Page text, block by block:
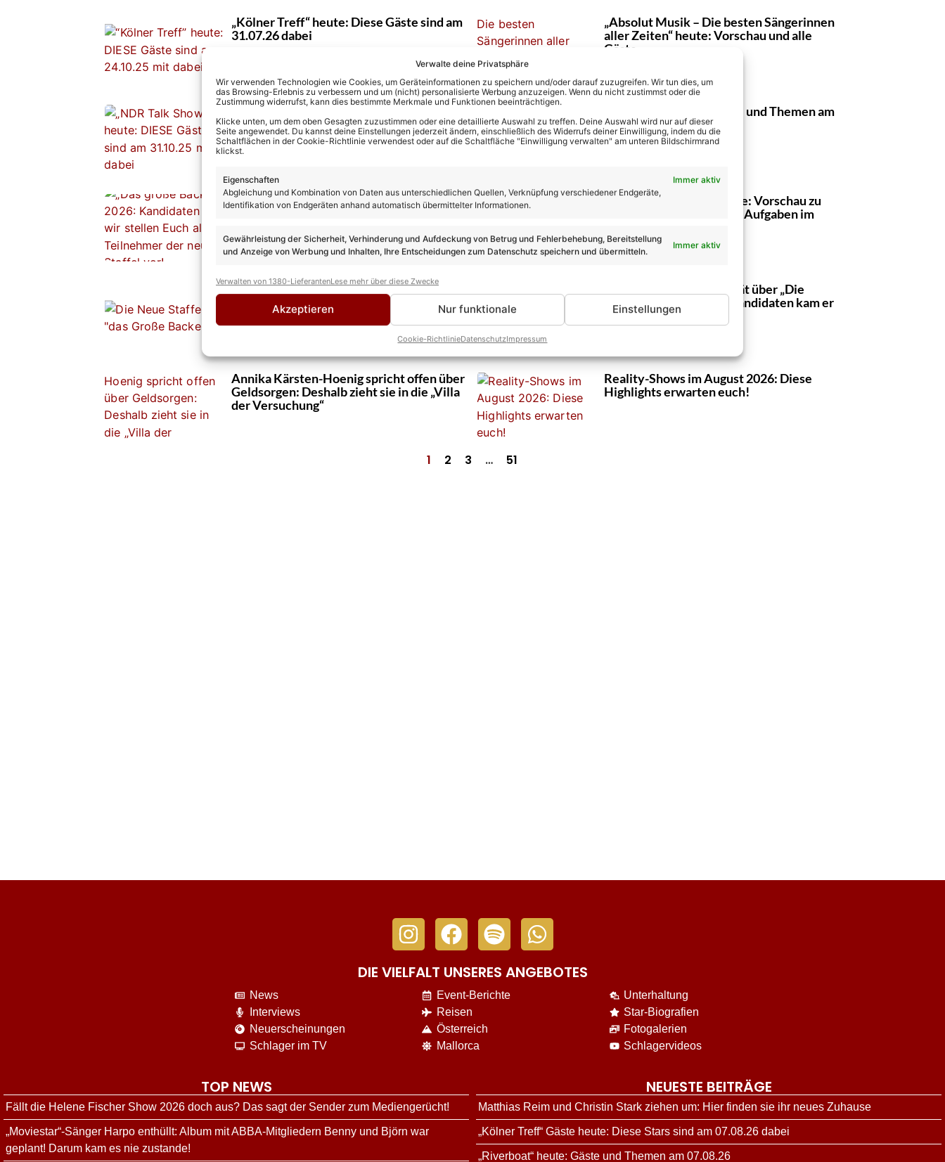
Verwalte deine Privatsphäre
Wir verwenden Technologien wie Cookies, um Geräteinformationen zu speichern und/oder darauf zuzugreifen. Wir tun dies, um
das Browsing-Erlebnis zu verbessern und um (nicht) personalisierte Werbung anzuzeigen. Wenn du nicht zustimmst oder die
Zustimmung widerrufst, kann dies bestimmte Merkmale und Funktionen beeinträchtigen.
Klicke unten, um dem oben Gesagten zuzustimmen oder eine detaillierte Auswahl zu treffen. Deine Auswahl wird nur auf dieser
Seite angewendet. Du kannst deine Einstellungen jederzeit ändern, einschließlich des Widerrufs deiner Einwilligung, indem du die
Schaltflächen in der Cookie-Richtlinie verwendest oder auf die Schaltfläche "Einwilligung verwalten" am unteren Bildschirmrand
klickst.
Eigenschaften
Immer aktiv
Abgleichung und Kombination von Daten aus unterschiedlichen Quellen, Verknüpfung verschiedener Endgeräte,
Identifikation von Endgeräten anhand automatisch übermittelter Informationen.
Gewährleistung der Sicherheit, Verhinderung und Aufdeckung von Betrug und Fehlerbehebung, Bereitstellung
und Anzeige von Werbung und Inhalten, Ihre Entscheidungen zum Datenschutz speichern und übermitteln.
Immer aktiv
Verwalten von 1380-LieferantenLese mehr über diese Zwecke
Akzeptieren Nur funktionale Einstellungen
Cookie-RichtlinieDatenschutzImpressum
„Kölner Treff“ heute: Diese Gäste sind am
31.07.26 dabei
„Absolut Musik – Die besten Sängerinnen
aller Zeiten“ heute: Vorschau und alle
Gäste
„NDR Talk Show“ heute: DIESE Gäste sind
am 31.07.26 dabei
„Riverboat“ heute: Gäste und Themen am
31.07.26
„Das große Backen“ 2026: Wer ist raus in
Folge 1? Und wer erhielt wie viel Punkte?
„Das große Backen“ heute: Vorschau zu
Folge 1 am 29.07.26! Alle Aufgaben im
„Das große Backen“ 2026: Neue Staffel
startet heute – wir stellen Euch die
Kandidaten vor
Ralph Morgenstern verrät über „Die
Verräter“: Mit diesem Kandidaten kam er
nicht auf einen Nenner!
Annika Kärsten-Hoenig spricht offen über
Geldsorgen: Deshalb zieht sie in die „Villa
der Versuchung“
Reality-Shows im August 2026: Diese
Highlights erwarten euch!
1 2 3 … 51
DIE VIELFALT UNSERES ANGEBOTES
News
Interviews
Neuerscheinungen
Schlager im TV
Event-Berichte
Reisen
Österreich
Mallorca
Unterhaltung
Star-Biografien
Fotogalerien
Schlagervideos
TOP NEWS
Fällt die Helene Fischer Show 2026 doch aus? Das sagt der Sender zum Mediengerücht!
„Moviestar“-Sänger Harpo enthüllt: Album mit ABBA-Mitgliedern Benny und Björn war
geplant! Darum kam es nie zustande!
NEUESTE BEITRÄGE
Matthias Reim und Christin Stark ziehen um: Hier finden sie ihr neues Zuhause
„Kölner Treff“ Gäste heute: Diese Stars sind am 07.08.26 dabei
„Riverboat“ heute: Gäste und Themen am 07.08.26